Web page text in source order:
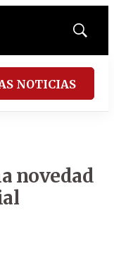
Mostrar
NOTICIAS
novedad